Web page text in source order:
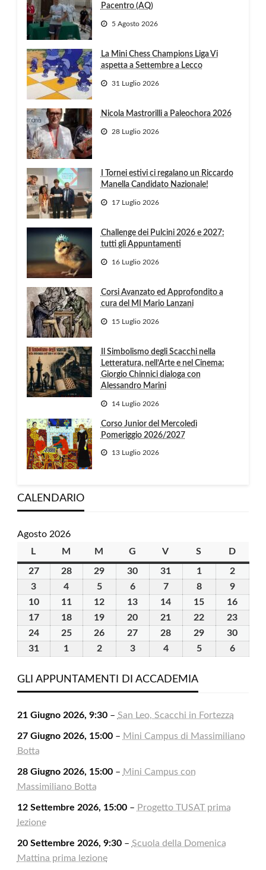
Pacentro (AQ)
5 Agosto 2026
La Mini Chess Champions Liga Vi
aspetta a Settembre a Lecco
31 Luglio 2026
Nicola Mastrorilli a Paleochora 2026
28 Luglio 2026
I Tornei estivi ci regalano un Riccardo
Manella Candidato Nazionale!
17 Luglio 2026
Challenge dei Pulcini 2026 e 2027:
tutti gli Appuntamenti
16 Luglio 2026
Corsi Avanzato ed Approfondito a
cura del MI Mario Lanzani
15 Luglio 2026
Il Simbolismo degli Scacchi nella
Letteratura, nell’Arte e nel Cinema:
Giorgio Chinnici dialoga con
Alessandro Marini
14 Luglio 2026
Corso Junior del Mercoledì
Pomeriggio 2026/2027
13 Luglio 2026
CALENDARIO
Agosto 2026
L
M martedì
M mercoledì
G giovedìV venerdì
S sabatoD
2727
Luglio
2026
2828
29 30 31 11
Agosto
2026
22
Agosto
2026
3
Agosto
2026
4
Agosto
2026
55
Agosto
2026
66
Agosto
2026
77
Agosto
2026
88
Agosto
2026
99
Agosto
2026
1010
Agosto
2026
1111
Agosto
2026
12
Agosto
13
Agosto
14
Agosto
15
Agosto
16
1717
Agosto
1818
Agosto
19
Agosto
20
Agosto
21
Agosto
22
Agosto
23
2424
Agosto
2525
Agosto
26
Agosto
27
Agosto
28
Agosto
29
Agosto
30
3131
2026
1
2026
22
2026
33
2026
44
2026
55
66
GLI APPUNTAMENTI DI ACCADEMIA
21 Giugno 2026, 9:30– San Leo, Scacchi in Fortezza
27 Giugno 2026, 15:00– Mini Campus di Massimiliano
Botta
28 Giugno 2026, 15:00– Mini Campus con
Massimiliano Botta
12 Settembre 2026, 15:00– Progetto TUSAT prima
lezione
20 Settembre 2026, 9:30– Scuola della Domenica
Mattina prima lezione